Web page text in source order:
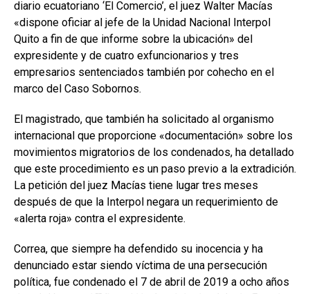
diario ecuatoriano ‘El Comercio’, el juez Walter Macías
«dispone oficiar al jefe de la Unidad Nacional Interpol
Quito a fin de que informe sobre la ubicación» del
expresidente y de cuatro exfuncionarios y tres
empresarios sentenciados también por cohecho en el
marco del Caso Sobornos.
El magistrado, que también ha solicitado al organismo
internacional que proporcione «documentación» sobre los
movimientos migratorios de los condenados, ha detallado
que este procedimiento es un paso previo a la extradición.
La petición del juez Macías tiene lugar tres meses
después de que la Interpol negara un requerimiento de
«alerta roja» contra el expresidente.
Correa, que siempre ha defendido su inocencia y ha
denunciado estar siendo víctima de una persecución
política, fue condenado el 7 de abril de 2019 a ocho años